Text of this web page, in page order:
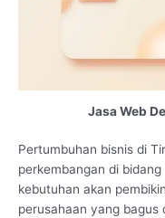
Jasa Web
Pertumbuhan bisnis di
perkembangan di
kebutuhan akan
perusahaan yang bagus